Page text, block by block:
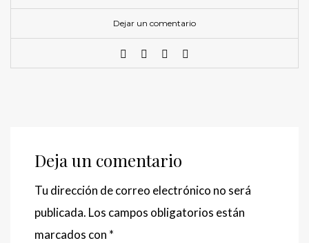
Dejar un comentario
Deja un comentario
Tu dirección de correo electrónico no será
publicada. Los campos obligatorios están
marcados con *